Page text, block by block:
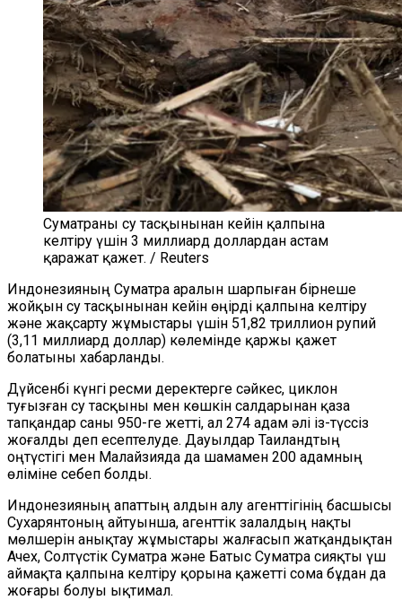
Суматраны су тасқынынан кейін қалпына
келтіру үшін 3 миллиард доллардан астам
қаражат қажет. / Reuters
Индонезияның Суматра аралын шарпыған бірнеше
жойқын су тасқынынан кейін өңірді қалпына келтіру
және жақсарту жұмыстары үшін 51,82 триллион рупий
(3,11 миллиард доллар) көлемінде қаржы қажет
болатыны хабарланды.
Дүйсенбі күнгі ресми деректерге сәйкес, циклон
туғызған су тасқыны мен көшкін салдарынан қаза
тапқандар саны 950-ге жетті, ал 274 адам әлі із-түссіз
жоғалды деп есептелуде. Дауылдар Таиландтың
оңтүстігі мен Малайзияда да шамамен 200 адамның
өліміне себеп болды.
Индонезияның апаттың алдын алу агенттігінің басшысы
Сухарянтоның айтуынша, агенттік залалдың нақты
мөлшерін анықтау жұмыстары жалғасып жатқандықтан
Ачех, Солтүстік Суматра және Батыс Суматра сияқты үш
аймақта қалпына келтіру қорына қажетті сома бұдан да
жоғары болуы ықтимал.